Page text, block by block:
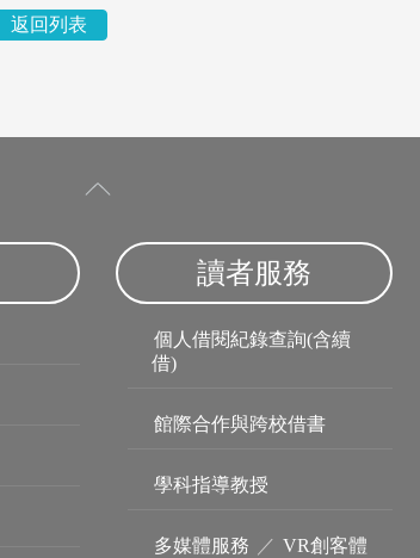
返回列表
讀者服務
個人借閱紀錄查詢(含續
借)
館際合作與跨校借書
學科指導教授
多媒體服務 ／ VR創客體